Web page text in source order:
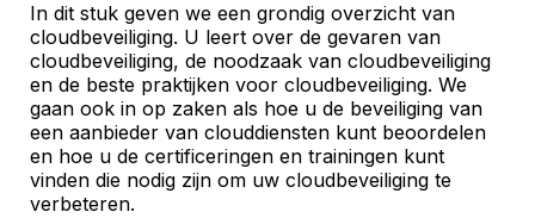
In dit stuk geven we een grondig overzicht van
cloudbeveiliging. U leert over de gevaren van
cloudbeveiliging, de noodzaak van cloudbeveiliging
en de beste praktijken voor cloudbeveiliging. We
gaan ook in op zaken als hoe u de beveiliging van
een aanbieder van clouddiensten kunt beoordelen
en hoe u de certificeringen en trainingen kunt
vinden die nodig zijn om uw cloudbeveiliging te
verbeteren.